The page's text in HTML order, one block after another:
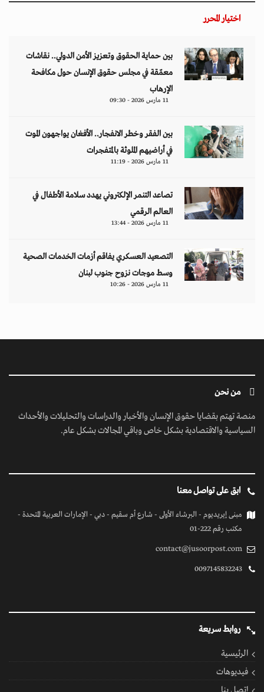
اختيار المحرر
بين حماية الحقوق وتعزيز الأمن الدولي.. نقاشات
معمّقة في مجلس حقوق الإنسان حول مكافحة
الإرهاب
11 مارس 2026 - 09:30
بين الفقر وخطر الانفجار.. الأفغان يواجهون الموت
في أراضيهم الملوثة بالمتفجرات
11 مارس 2026 - 11:19
تصاعد التنمر الإلكتروني يهدد سلامة الأطفال في
العالم الرقمي
11 مارس 2026 - 13:44
التصعيد العسكري يفاقم أزمات الخدمات الصحية
وسط موجات نزوح جنوب لبنان
11 مارس 2026 - 10:26
من نحن
منصة تهتم بقضايا حقوق الإنسان والأخبار والدراسات والتحليلات والأحداث
السياسية والاقتصادية بشكل خاص وباقي المجالات بشكل عام.
ابق على تواصل معنا
مبنى إيريديوم - البرشاء الأولى - شارع أم سقيم - دبي - الإمارات العربية المتحدة -
مكتب رقم 222-01
contact@jusoorpost.com
0097145832243
روابط سريعة
الرئيسية
فيديوهات